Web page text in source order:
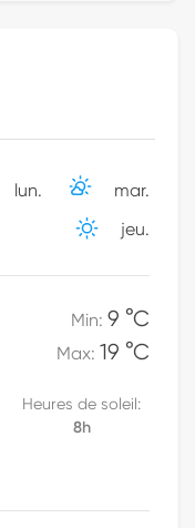
lun.
mar.
jeu.
Min: 9 °C
Max: 19 °C
Heures de soleil:
8h